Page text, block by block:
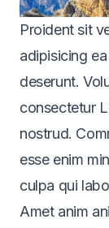
Proident sit
adipisicing
deserunt.
consectetur
nostrud.
esse enim
culpa qui
Amet anim